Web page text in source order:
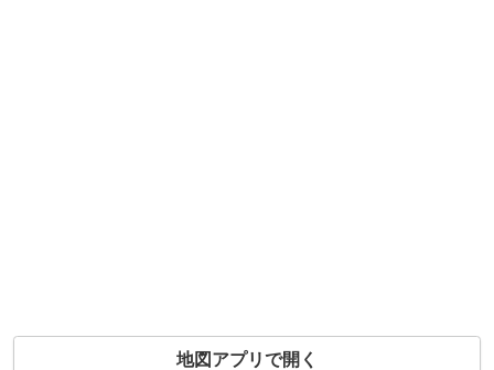
地図アプリで開く